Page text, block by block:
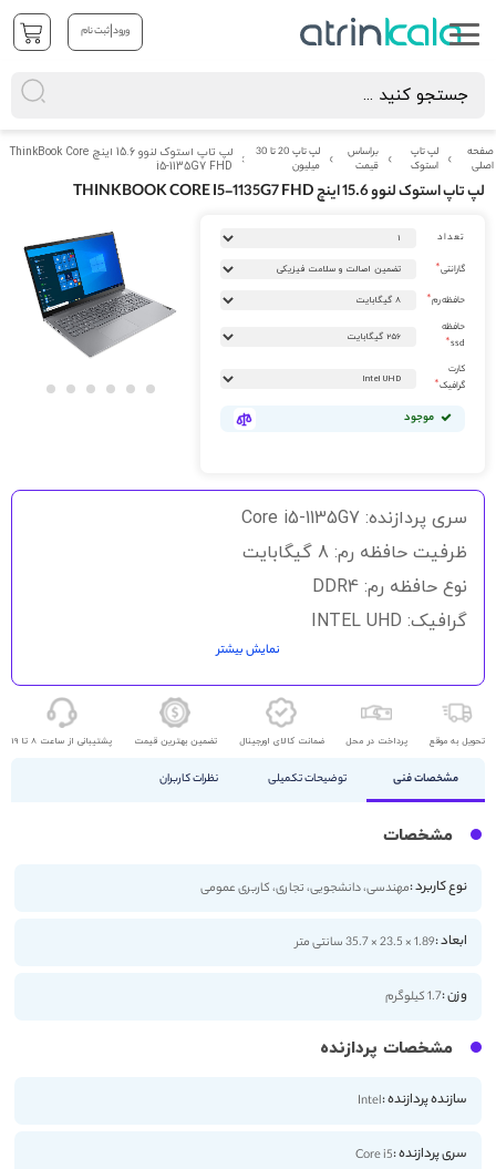
ورود|ثبت نام
صفحه
اصلی
لپ تاپ
استوک
براساس
قیمت
لپ تاپ 20 تا 30
میلیون
لپ تاپ استوک لنوو 15.6 اینچ ThinkBook Core
i5-1135G7 FHD
لپ تاپ استوک لنوو 15.6 اینچ THINKBOOK CORE I5-1135G7 FHD
تصاویر
تصاویر
تعداد
گارانتی
حافظه رم
حافظه
ssd
کارت
گرافیک
موجود
سری پردازنده: Core i5-1135G7
ظرفیت حافظه رم: 8 گیگابایت
نوع حافظه رم: DDR4
گرافیک: INTEL UHD
اندازه صفحه نمایش: 15.6 اینچ
کیفیت صفحه نمایش: FHD
نمایش بیشتر
تحویل به موقع پرداخت در محل ضمانت کالای اورجینال تضمین بهترین قیمت پشتیبانی از ساعت 8 تا 19
مشخصات فنی توضیحات تکمیلی نظرات کاربران
مشخصات
نوع کاربرد :مهندسی، دانشجویی، تجاری، کاربری عمومی
ابعاد :1.89 × 23.5 × 35.7 سانتی متر
وزن :1.7 کیلوگرم
مشخصات پردازنده
سازنده پردازنده :Intel
سری پردازنده :Core i5